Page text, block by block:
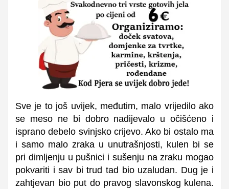
Sve je to još uvijek, međutim, malo vrijedilo ako
se meso ne bi dobro nadijevalo u očišćeno i
isprano debelo svinjsko crijevo. Ako bi ostalo ma
i samo malo zraka u unutrašnjosti, kulen bi se
pri dimljenju u pušnici i sušenju na zraku mogao
pokvariti i sav bi trud tad bio uzaludan. Dug je i
zahtjevan bio put do pravog slavonskog kulena.